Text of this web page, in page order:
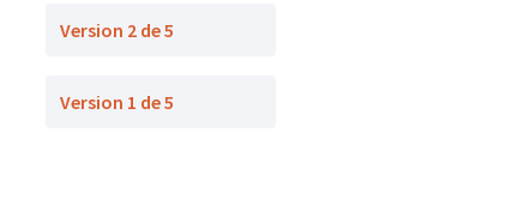
Version 2 de 5
Version 1 de 5